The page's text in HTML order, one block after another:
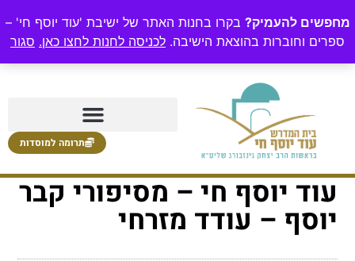
מחפשים להעמיק? בקרו בחנות האתר של ישיבת 'עוד יוסף חי' –
ספרים וחוברות בהוצאת הישיבה. לכניסה לחנות לחצו כאן. סגור
תרומה למוסדות
עוד יוסף חי – מסיפורי קבר
יוסף – עודד מזרחי